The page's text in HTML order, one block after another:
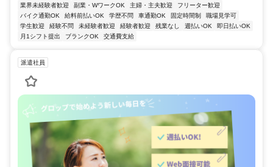
業界未経験者歓迎 副業・WワークOK 主婦・主夫歓迎
フリーター歓迎
バイク通勤OK
給料前払いOK 学歴不問 車通勤OK 固定時間制
職場見学可
学生歓迎
経験不問 未経験者歓迎 経験者歓迎 残業なし 週払いOK
即日払いOK
月1シフト提出
ブランクOK 交通費支給
派遣社員